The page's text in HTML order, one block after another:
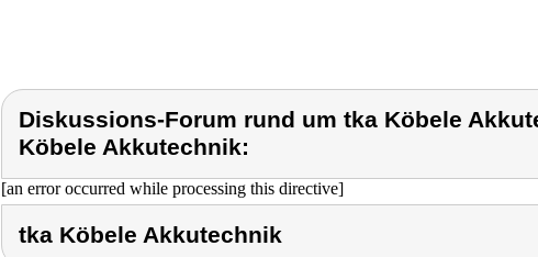
Diskussions-Forum rund um tka Köbele
Köbele Akkutechnik:
[an error occurred while processing this directive]
tka Köbele Akkutechnik